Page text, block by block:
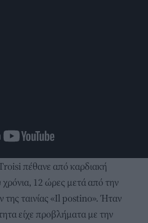
πέθανε από καρδιακή
12 ώρες μετά από την
ταινίας «Il postino». Ήταν
είχε προβλήματα με την